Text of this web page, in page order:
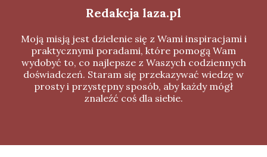
Redakcja laza.pl
Moją misją jest dzielenie się z Wami inspiracjami i
praktycznymi poradami, które pomogą Wam
wydobyć to, co najlepsze z Waszych codziennych
doświadczeń. Staram się przekazywać wiedzę w
prosty i przystępny sposób, aby każdy mógł
znaleźć coś dla siebie.